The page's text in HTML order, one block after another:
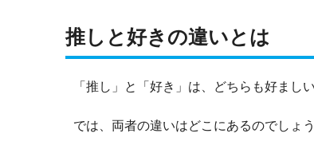
推しと好きの違いとは
「推し」と「好き」は、どちらも好まし
では、両者の違いはどこにあるのでしょう